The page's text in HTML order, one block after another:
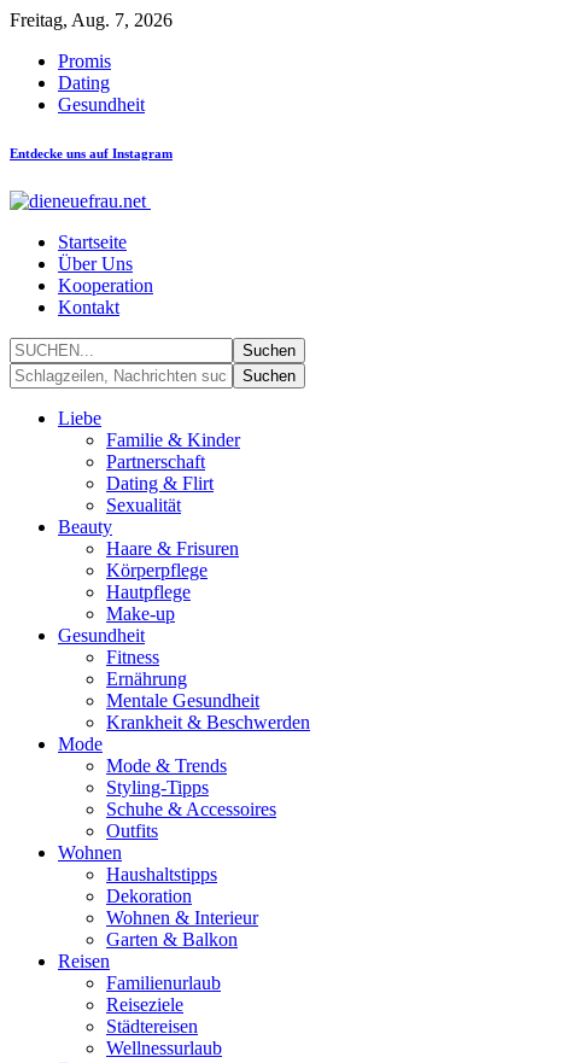
Freitag, Aug. 7, 2026
Promis
Dating
Gesundheit
Entdecke uns auf Instagram
Startseite
Über Uns
Kooperation
Kontakt
Liebe
Familie & Kinder
Partnerschaft
Dating & Flirt
Sexualität
Beauty
Haare & Frisuren
Körperpflege
Hautpflege
Make-up
Gesundheit
Fitness
Ernährung
Mentale Gesundheit
Krankheit & Beschwerden
Mode
Mode & Trends
Styling-Tipps
Schuhe & Accessoires
Outfits
Wohnen
Haushaltstipps
Dekoration
Wohnen & Interieur
Garten & Balkon
Reisen
Familienurlaub
Reiseziele
Städtereisen
Wellnessurlaub